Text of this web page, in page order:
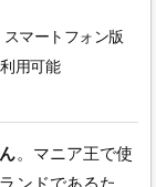
スマートフォン版
用可能
。マニア王で使